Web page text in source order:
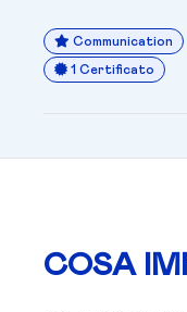
Communication
1 Certificato
COSA